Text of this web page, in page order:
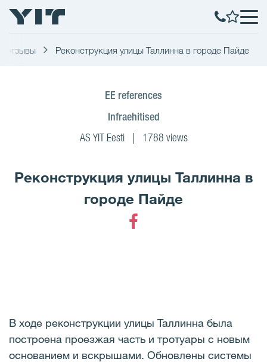
отзывы Реконструкция улицы Таллинна в городе Пайде
EE references
Infraehitised
AS YIT Eesti 1788 views
Реконструкция улицы Таллинна в
городе Пайде
В ходе реконструкции улицы Таллинна была
построена проезжая часть и тротуары с новым
основанием и вскрышами. Обновлены системы